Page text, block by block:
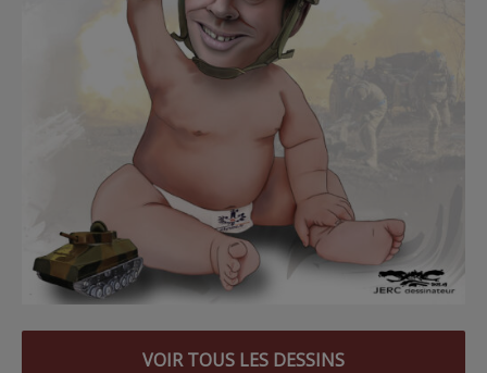
VOIR TOUS LES DESSINS